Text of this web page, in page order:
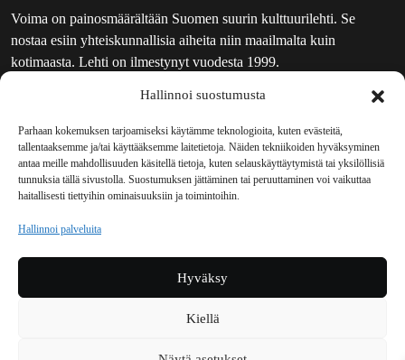
Hallinnoi suostumusta
Parhaan kokemuksen tarjoamiseksi käytämme teknologioita, kuten evästeitä,
tallentaaksemme ja/tai käyttääksemme laitetietoja. Näiden tekniikoiden hyväksyminen
antaa meille mahdollisuuden käsitellä tietoja, kuten selauskäyttäytymistä tai yksilöllisiä
tunnuksia tällä sivustolla. Suostumuksen jättäminen tai peruuttaminen voi vaikuttaa
haitallisesti tiettyihin ominaisuuksiin ja toimintoihin.
Hallinnoi palveluita
Hyväksy
Kiellä
Voima on painosmäärältään Suomen suurin kulttuurilehti. Se
nostaa esiin yhteiskunnallisia aiheita niin maailmalta kuin
kotimaasta. Lehti on ilmestynyt vuodesta 1999.
UUTISKIRJE
MAINOSTAJILLE
VASTAMAINOKSET
JAKELUPAIKAT
REKISTERISELOSTE
TILAUKSEN PERUUTUSPYYNTÖ
TILAUSOHJEET JA -EHDOT